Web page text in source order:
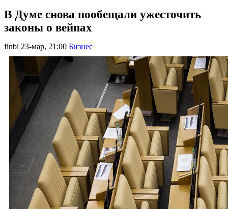
В Думе снова пообещали ужесточить
законы о вейпах
finbi 23-мар, 21:00 Бизнес